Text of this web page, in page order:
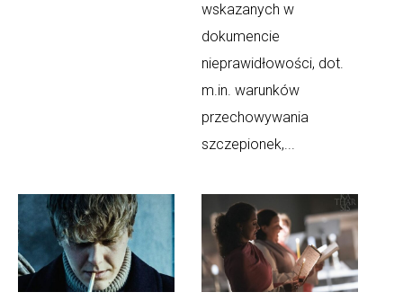
wskazanych w
dokumencie
nieprawidłowości, dot.
m.in. warunków
przechowywania
szczepionek,...